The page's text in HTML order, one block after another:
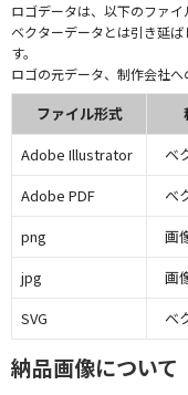
ロゴデータは、以下のファイ
ベクターデータとは引き延
す。
ロゴの元データ、制作会社へ
ファイル形式
Adobe Illustrator
ベ
Adobe PDF
ベ
png
画
jpg
画
SVG
ベ
納品画像について